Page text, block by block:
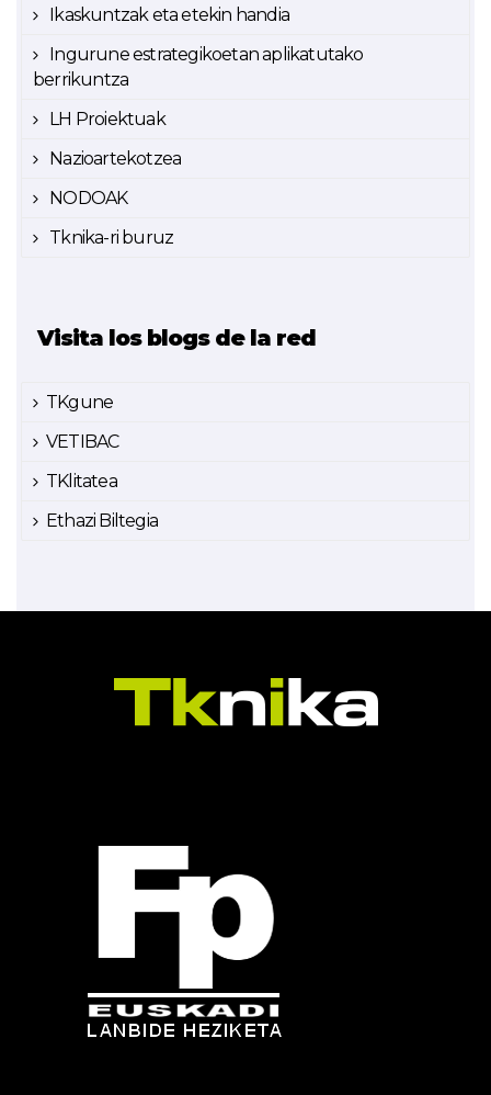
Ikaskuntzak eta etekin handia
Ingurune estrategikoetan aplikatutako
berrikuntza
LH Proiektuak
Nazioartekotzea
NODOAK
Tknika-ri buruz
Visita los blogs de la red
TKgune
VETIBAC
TKlitatea
Ethazi Biltegia